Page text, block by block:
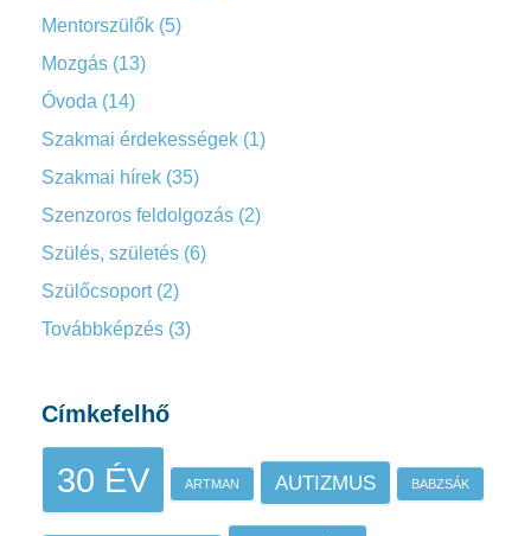
Mentorszülők (5)
Mozgás (13)
Óvoda (14)
Szakmai érdekességek (1)
Szakmai hírek (35)
Szenzoros feldolgozás (2)
Szülés, születés (6)
Szülőcsoport(2)
Továbbképzés (3)
Címkefelhő
30 ÉV ARTMAN AUTIZMUS BABZSÁK